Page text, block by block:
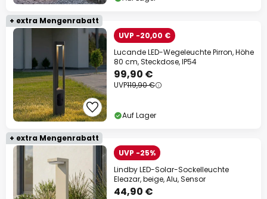
+ extra Mengenrabatt
UVP -20,00 €
Lucande LED-Wegeleuchte Pirron, Höhe
80 cm, Steckdose, IP54
99,90 €
UVP119,90 €
Auf Lager
+ extra Mengenrabatt
UVP -25%
Lindby LED-Solar-Sockelleuchte
Eleazar, beige, Alu, Sensor
44,90 €